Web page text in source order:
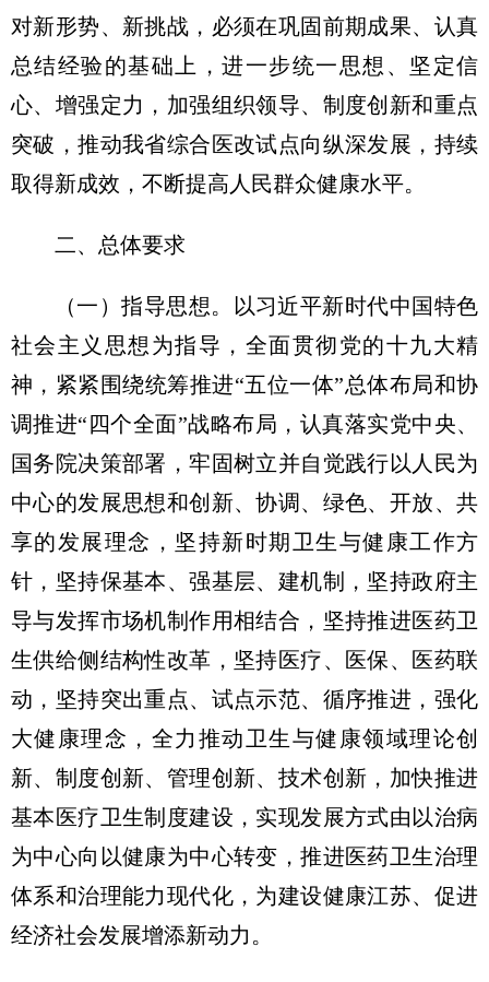
对新形势、新挑战，必须在巩固前期成果、认真
总结经验的基础上，进一步统一思想、坚定信
心、增强定力，加强组织领导、制度创新和重点
突破，推动我省综合医改试点向纵深发展，持续
取得新成效，不断提高人民群众健康水平。
二、总体要求
（一）指导思想。
以习近平新时代中国特色
社会主义思想为指导，全面贯彻党的十九大精
神，紧紧围绕统筹推进“五位一体”总体布局和协
调推进“四个全面”战略布局，认真落实党中央、
国务院决策部署，牢固树立并自觉践行以人民为
中心的发展思想和创新、协调、绿色、开放、共
享的发展理念，坚持新时期卫生与健康工作方
针，坚持保基本、强基层、建机制，坚持政府主
导与发挥市场机制作用相结合，坚持推进医药卫
生供给侧结构性改革，坚持医疗、医保、医药联
动，坚持突出重点、试点示范、循序推进，强化
大健康理念，全力推动卫生与健康领域理论创
新、制度创新、管理创新、技术创新，加快推进
基本医疗卫生制度建设，实现发展方式由以治病
为中心向以健康为中心转变，推进医药卫生治理
体系和治理能力现代化，为建设健康江苏、促进
经济社会发展增添新动力。